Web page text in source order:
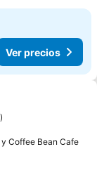
Ver precios
Coffee Bean Cafe